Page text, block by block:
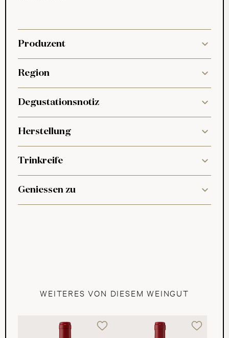
Produzent
Region
Degustationsnotiz
Herstellung
Trinkreife
Geniessen zu
WEITERES VON DIESEM WEINGUT